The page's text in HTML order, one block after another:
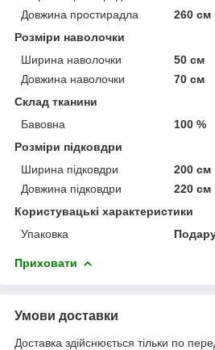
Довжина простирадла
260 см
Розміри наволочки
Ширина наволочки
50 см
Довжина наволочки
70 см
Склад тканини
Бавовна
100 %
Розміри підковдри
Ширина підковдри
200 см
Довжина підковдри
220 см
Користувацькі характеристики
Упаковка
Приховати
Умови доставки
Доставка здійснюється тільки по